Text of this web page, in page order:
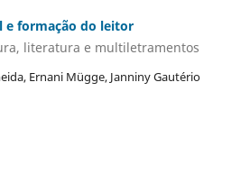
e formação do leitor
literatura e multiletramentos
Ernani Mügge, Janniny Gautério